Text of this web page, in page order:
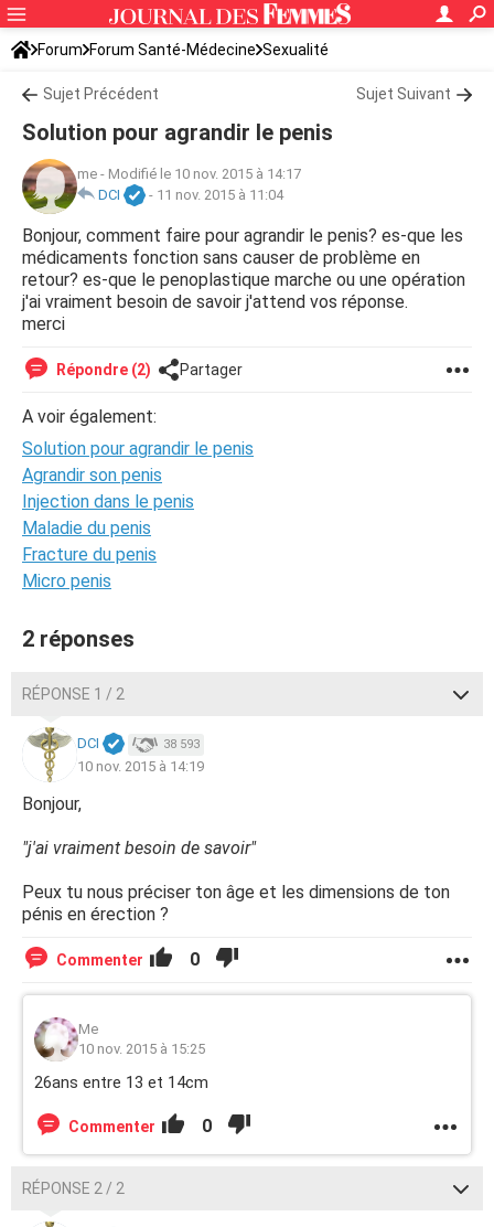
Forum Forum Santé-Médecine Sexualité
Sujet Précédent Sujet Suivant
Solution pour agrandir le penis
me - Modifié le 10 nov. 2015 à 14:17
DCI
- 11 nov. 2015 à 11:04
Bonjour, comment faire pour agrandir le penis? es-que les
médicaments fonction sans causer de problème en
retour? es-que le penoplastique marche ou une opération
j'ai vraiment besoin de savoir j'attend vos réponse.
merci
Répondre (2) Partager
A voir également:
Solution pour agrandir le penis
Agrandir son penis
Injection dans le penis
Maladie du penis
Fracture du penis
Micro penis
2 réponses
RÉPONSE 1 / 2
DCI 38 593
10 nov. 2015 à 14:19
Bonjour,
"j'ai vraiment besoin de savoir"
Peux tu nous préciser ton âge et les dimensions de ton
pénis en érection ?
Commenter 0
Me
10 nov. 2015 à 15:25
26ans entre 13 et 14cm
Commenter 0
RÉPONSE 2 / 2